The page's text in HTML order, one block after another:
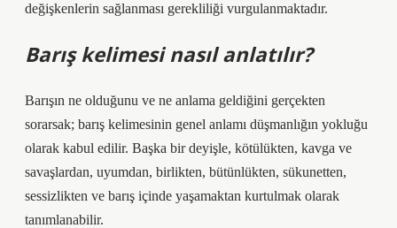
değişkenlerin sağlanması gerekliliği vurgulanmaktadır.
Barış kelimesi nasıl anlatılır?
Barışın ne olduğunu ve ne anlama geldiğini gerçekten
sorarsak; barış kelimesinin genel anlamı düşmanlığın yokluğu
olarak kabul edilir. Başka bir deyişle, kötülükten, kavga ve
savaşlardan, uyumdan, birlikten, bütünlükten, sükunetten,
sessizlikten ve barış içinde yaşamaktan kurtulmak olarak
tanımlanabilir.